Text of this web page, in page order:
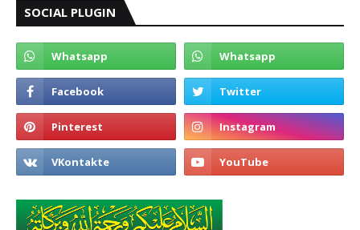
SOCIAL PLUGIN